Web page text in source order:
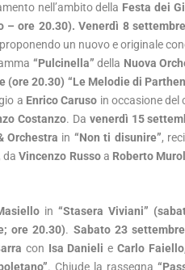
nell’ambito della Festa dei
– ore 20.30). Venerdì 8
un nuovo e originale
“Pulcinella” della Nuova
(ore 20.30) “Le Melodie di
a Enrico Caruso in occasione del
Costanzo. Da venerdì 15
Orchestra in “Non ti disunire”,
daVincenzo Russoa Roberto
in “Stasera Viviani”
ore 20.30). Sabato 23
con Isa Danieli e Carlo Faiello
. Chiude la rassegna